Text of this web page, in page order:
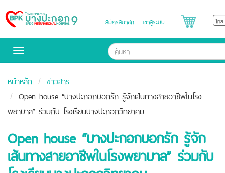
Bangpakok
Hospital
สมัครสมาชิก เข้าสู่ระบบ
Toggle
หน้าหลัก
ข่าวสาร
Open house “บางปะกอกบอกรัก รู้จักเส้นทางสายอาชีพในโรง
พยาบาล” ร่วมกับ โรงเรียนบางปะกอกวิทยาคม
Open house “บางปะกอกบอกรัก รู้จัก
เส้นทางสายอาชีพในโรงพยาบาล” ร่วมกับ